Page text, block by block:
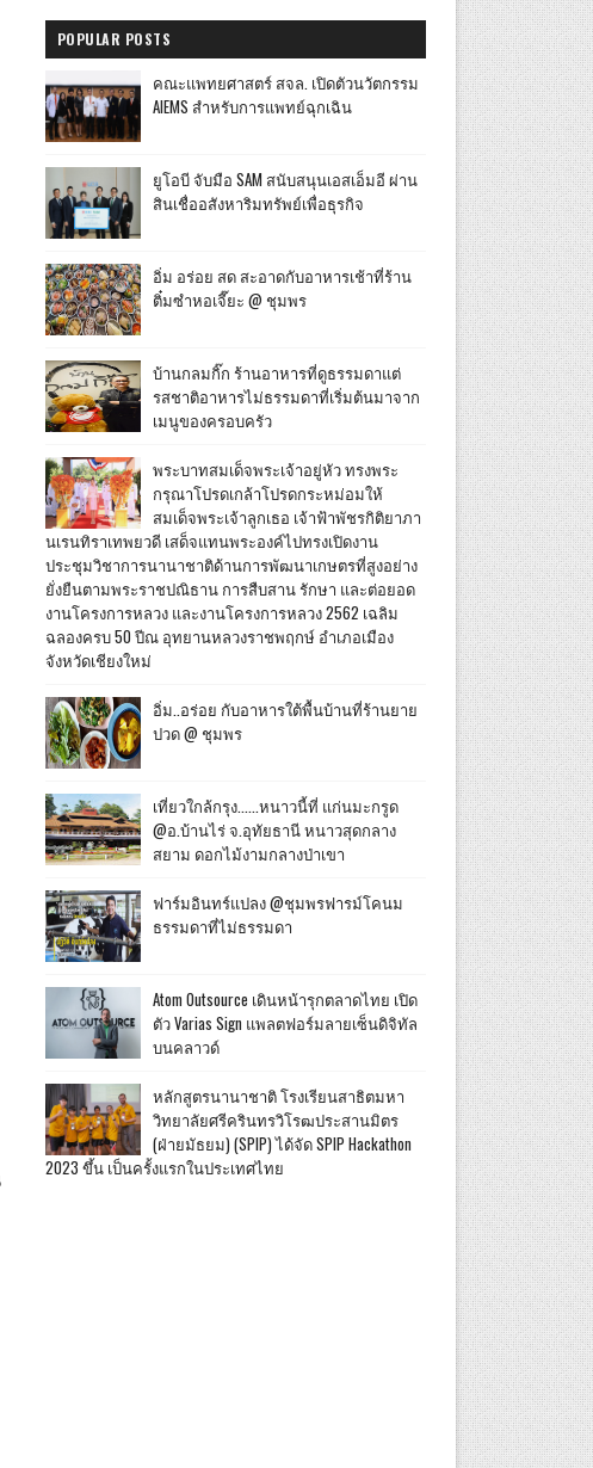
POPULAR POSTS
คณะแพทยศาสตร์ สจล. เปิดตัวนวัตกรรม
AIEMS สำหรับการแพทย์ฉุกเฉิน
ยูโอบี จับมือ SAM สนับสนุนเอสเอ็มอี ผ่าน
สินเชื่ออสังหาริมทรัพย์เพื่อธุรกิจ
อิ่ม อร่อย สด สะอาดกับอาหารเช้าที่ร้าน
ติ๋มซำหอเจี๊ยะ @ ชุมพร
บ้านกลมกิ๊ก ร้านอาหารที่ดูธรรมดาแต่
รสชาติอาหารไม่ธรรมดาที่เริ่มต้นมาจาก
เมนูของครอบครัว
พระบาทสมเด็จพระเจ้าอยู่หัว ทรงพระ
กรุณาโปรดเกล้าโปรดกระหม่อมให้
สมเด็จพระเจ้าลูกเธอ เจ้าฟ้าพัชรกิติยาภา
นเรนทิราเทพยวดี เสด็จแทนพระองค์ไปทรงเปิดงาน
ประชุมวิชาการนานาชาติด้านการพัฒนาเกษตรที่สูงอย่าง
ยั่งยืนตามพระราชปณิธาน การสืบสาน รักษา และต่อยอด
งานโครงการหลวง และงานโครงการหลวง 2562 เฉลิม
ฉลองครบ 50 ปีณ อุทยานหลวงราชพฤกษ์ อำเภอเมือง
จังหวัดเชียงใหม่
อิ่ม..อร่อย กับอาหารใต้พื้นบ้านที่ร้านยาย
ปวด @ ชุมพร
เที่ยวใกล้กรุง......หนาวนี้ที่ แก่นมะกรูด
@อ.บ้านไร่ จ.อุทัยธานี หนาวสุดกลาง
สยาม ดอกไม้งามกลางป่าเขา
ฟาร์มอินทร์แปลง @ชุมพรฟารม์โคนม
ธรรมดาที่ไม่ธรรมดา
Atom Outsource เดินหน้ารุกตลาดไทย เปิด
ตัว Varias Sign แพลตฟอร์มลายเซ็นดิจิทัล
บนคลาวด์
หลักสูตรนานาชาติ โรงเรียนสาธิตมหา
วิทยาลัยศรีครินทรวิโรฒประสานมิตร
(ฝ่ายมัธยม) (SPIP) ได้จัด SPIP Hackathon
2023 ขึ้น เป็นครั้งแรกในประเทศไทย